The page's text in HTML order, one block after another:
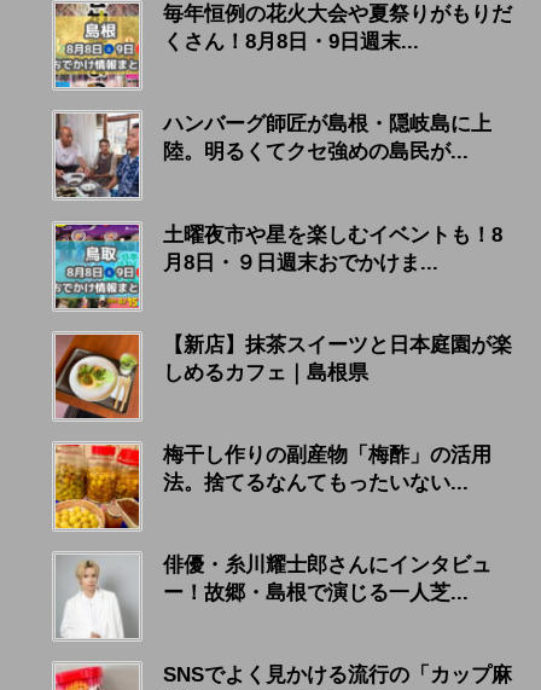
毎年恒例の花火大会や夏祭りがもりだ
くさん！8月8日・9日週末...
ハンバーグ師匠が島根・隠岐島に上
陸。明るくてクセ強めの島民が...
土曜夜市や星を楽しむイベントも！8
月8日・９日週末おでかけま...
【新店】抹茶スイーツと日本庭園が楽
しめるカフェ｜島根県
梅干し作りの副産物「梅酢」の活用
法。捨てるなんてもったいない...
俳優・糸川耀士郎さんにインタビュ
ー！故郷・島根で演じる一人芝...
SNSでよく見かける流行の「カップ麻